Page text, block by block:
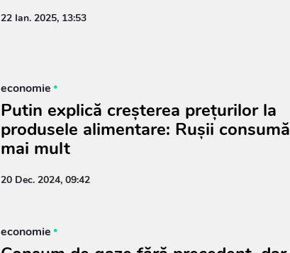
22 Ian. 2025, 13:53
economie
Putin explică creșterea prețurilor la
produsele alimentare: Rușii consumă
mai mult
20 Dec. 2024, 09:42
economie